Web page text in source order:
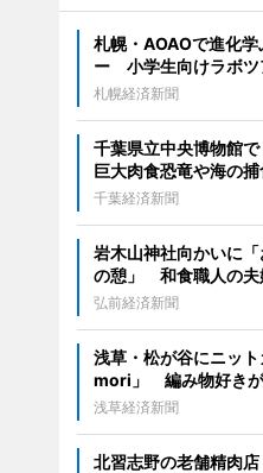
札幌・AOAOで進化学
ー 小学生向けラボツ
札幌経済新聞
千葉県立中央博物館
巨大肉食恐竜や海の捕
千葉経済新聞
岩木山神社向かいに
の憩」 和食職人の夫
弘前経済新聞
浅草・松が谷にニッ
mori」 編み物好きが
浅草経済新聞
北習志野の老舗精肉